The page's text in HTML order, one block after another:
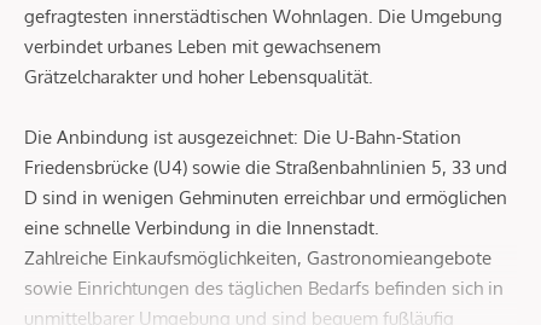
gefragtesten innerstädtischen Wohnlagen. Die Umgebung
verbindet urbanes Leben mit gewachsenem
Grätzelcharakter und hoher Lebensqualität.
Die Anbindung ist ausgezeichnet: Die U-Bahn-Station
Friedensbrücke (U4) sowie die Straßenbahnlinien 5, 33 und
D sind in wenigen Gehminuten erreichbar und ermöglichen
eine schnelle Verbindung in die Innenstadt.
Zahlreiche Einkaufsmöglichkeiten, Gastronomieangebote
sowie Einrichtungen des täglichen Bedarfs befinden sich in
unmittelbarer Umgebung und sind bequem fußläufig